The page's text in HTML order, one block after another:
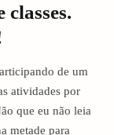
classes.
de um
atividades por
que eu não leia
metade para